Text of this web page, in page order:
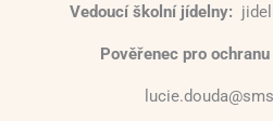
Vedoucí školní jídelny:
Pověřenec pro